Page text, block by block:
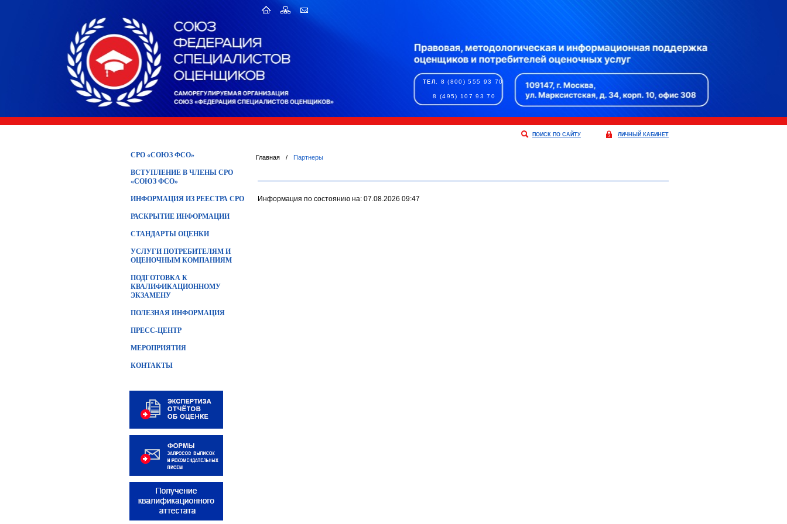
ТЕЛ. 8 (800) 555 93 70
8 (495) 107 93 70
ПОИСК ПО САЙТУ ЛИЧНЫЙ КАБИНЕТ
СРО «СОЮЗ ФСО»
ВСТУПЛЕНИЕ В ЧЛЕНЫ СРО
«СОЮЗ ФСО»
ИНФОРМАЦИЯ ИЗ РЕЕСТРА СРО
РАСКРЫТИЕ ИНФОРМАЦИИ
СТАНДАРТЫ ОЦЕНКИ
УСЛУГИ ПОТРЕБИТЕЛЯМ И
ОЦЕНОЧНЫМ КОМПАНИЯМ
ПОДГОТОВКА К
КВАЛИФИКАЦИОННОМУ
ЭКЗАМЕНУ
ПОЛЕЗНАЯ ИНФОРМАЦИЯ
ПРЕСС-ЦЕНТР
МЕРОПРИЯТИЯ
КОНТАКТЫ
Главная / Партнеры
Информация по состоянию на: 07.08.2026 09:47